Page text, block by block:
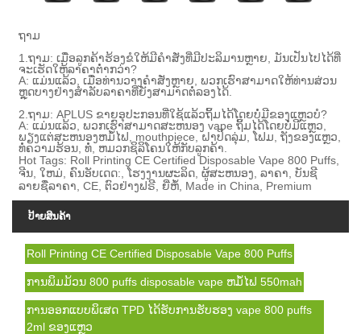
ຖາມ
1.ຖາມ: ເມື່ອລູກຄ້າຮ້ອງຂໍໃຫ້ມີຄໍາສັ່ງທີ່ມີປະລິມານຫຼາຍ, ມັນເປັນໄປໄດ້ທີ່
ຈະເຮັດໃຫ້ລາຄາຕ່ໍາກວ່າ?
A: ແມ່ນແລ້ວ, ເມື່ອທ່ານວາງຄໍາສັ່ງຫຼາຍ, ພວກເຮົາສາມາດໃຫ້ທ່ານສ່ວນ
ຫຼຸດບາງຢ່າງສໍາລັບລາຄາທີ່ຍັງສາມາດຕໍ່ລອງໄດ້.
2.ຖາມ: APLUS ຂາຍອຸປະກອນທີ່ໃຊ້ແລ້ວຖິ້ມໄດ້ໂດຍບໍ່ມີຂອງແຫຼວບໍ?
A: ແມ່ນແລ້ວ, ພວກເຮົາສາມາດສະຫນອງ vape ຖິ້ມໄດ້ໂດຍບໍ່ມີແຫຼວ,
ພຽງແຕ່ສະຫນອງຫມໍ້ໄຟ, mouthpiece, ຝາປິດລຸ່ມ, ໂຟມ, ຖັງຂອງແຫຼວ,
ທໍ່ຄວາມຮ້ອນ, ທໍ່, ຫມວກຊິລິໂຄນໃຫ້ກັບລູກຄ້າ.
Hot Tags: Roll Printing CE Certified Disposable Vape 800 Puffs,
ຈີນ, ໃຫມ່, ຄົນອັບເດດ:, ໂຮງງານຜະລິດ, ຜູ້ສະຫນອງ, ລາຄາ, ບັນຊີ
ລາຍຊື່ລາຄາ, CE, ຕົວຢ່າງຟຣີ, ຍີ່ຫໍ້, Made in China, Premium
ປ້າຍສິນຄ້າ
Roll Printing CE Certified Disposable Vape 800 Puffs
ການພິມມ້ວນ 800 puffs disposable vape ຫມໍ້ໄຟ 550mah
ການອອກແບບພິເສດ TPD ໄດ້ຮັບການຮັບຮອງ vape 800 puffs
2ml ຂອງແຫຼວ